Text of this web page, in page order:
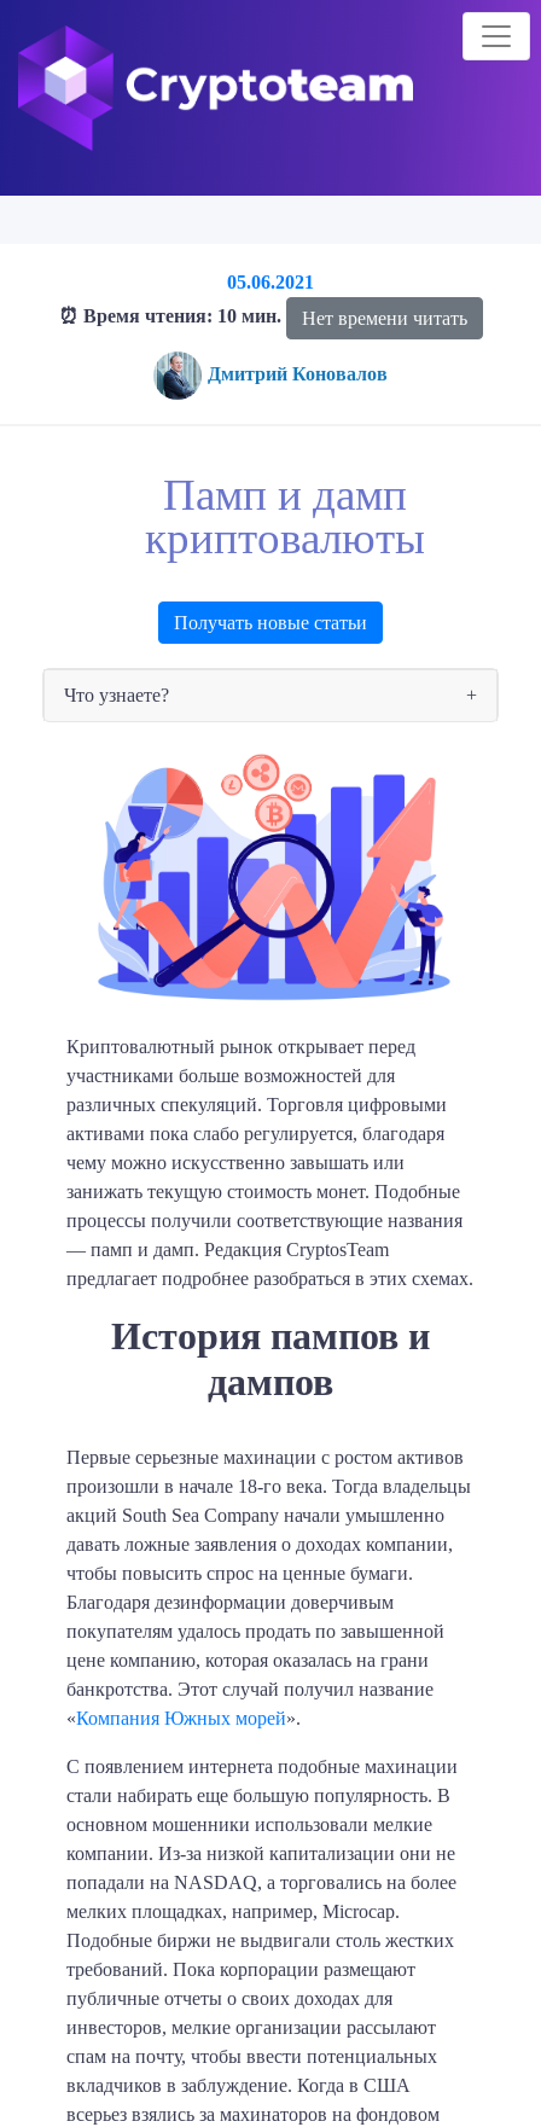
05.06.2021
⏰ Время чтения: 10 мин.
Нет времени читать
Дмитрий Коновалов
Памп и дамп
криптовалюты
Получать новые статьи
Что узнаете?
Криптовалютный рынок открывает перед
участниками больше возможностей для
различных спекуляций. Торговля цифровыми
активами пока слабо регулируется, благодаря
чему можно искусственно завышать или
занижать текущую стоимость монет. Подобные
процессы получили соответствующие названия
— памп и дамп. Редакция CryptosTeam
предлагает подробнее разобраться в этих схемах.
История пампов и
дампов
Первые серьезные махинации с ростом активов
произошли в начале 18-го века. Тогда владельцы
акций South Sea Company начали умышленно
давать ложные заявления о доходах компании,
чтобы повысить спрос на ценные бумаги.
Благодаря дезинформации доверчивым
покупателям удалось продать по завышенной
цене компанию, которая оказалась на грани
банкротства. Этот случай получил название
«Компания Южных морей».
С появлением интернета подобные махинации
стали набирать еще большую популярность. В
основном мошенники использовали мелкие
компании. Из-за низкой капитализации они не
попадали на NASDAQ, а торговались на более
мелких площадках, например, Microcap.
Подобные биржи не выдвигали столь жестких
требований. Пока корпорации размещают
публичные отчеты о своих доходах для
инвесторов, мелкие организации рассылают
спам на почту, чтобы ввести потенциальных
вкладчиков в заблуждение. Когда в США
всерьез взялись за махинаторов на фондовом